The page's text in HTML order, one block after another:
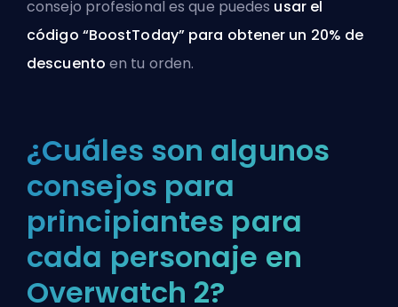
consejo profesional es que puedes usar el
código “BoostToday” para obtener un 20% de
descuento en tu orden.
¿Cuáles son algunos
consejos para
principiantes para
cada personaje en
Overwatch 2?